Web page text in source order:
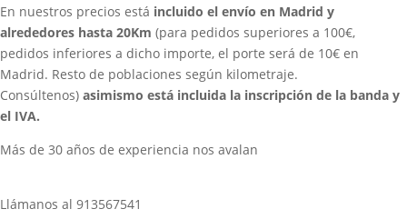
En nuestros precios está incluido el envío en Madrid y
alrededores hasta 20Km (para pedidos superiores a 100€,
pedidos inferiores a dicho importe, el porte será de 10€ en
Madrid. Resto de poblaciones según kilometraje.
Consúltenos) asimismo está incluida la inscripción de la banda y
el IVA.
Más de 30 años de experiencia nos avalan
Llámanos al 913567541